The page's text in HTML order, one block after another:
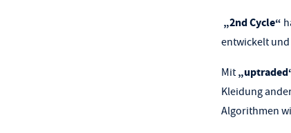
„2nd Cycle“
entwickelt
Mit
Kleidung
Algorithmen